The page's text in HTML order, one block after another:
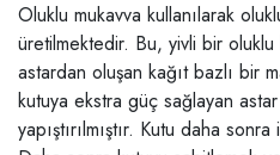
Oluklu mukavva kullanılarak
üretilmektedir. Bu, yivli bir
astardan oluşan kağıt bazlı bir
kutuya ekstra güç sağlayan astar
yapıştırılmıştır. Kutu daha